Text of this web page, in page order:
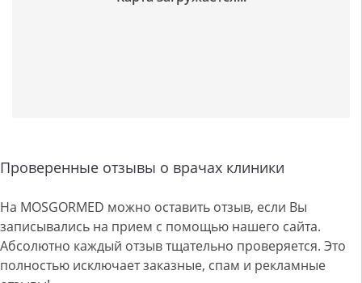
Проверенные отзывы о врачах клиники
На MOSGORMED можно оставить отзыв, если Вы
записывались на прием с помощью нашего сайта.
Абсолютно каждый отзыв тщательно проверяется. Это
полностью исключает заказные, спам и рекламные